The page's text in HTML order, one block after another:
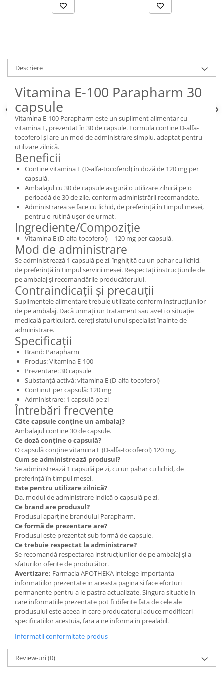
Descriere
Vitamina E-100 Parapharm 30
capsule
Vitamina E-100 Parapharm este un supliment alimentar cu
vitamina E, prezentat în 30 de capsule. Formula conține D-alfa-
tocoferol și are un mod de administrare simplu, adaptat pentru
utilizare zilnică.
Beneficii
Conține vitamina E (D-alfa-tocoferol) în doză de 120 mg per
capsulă.
Ambalajul cu 30 de capsule asigură o utilizare zilnică pe o
perioadă de 30 de zile, conform administrării recomandate.
Administrarea se face cu lichid, de preferință în timpul mesei,
pentru o rutină ușor de urmat.
Ingrediente/Compoziție
Vitamina E (D-alfa-tocoferol) – 120 mg per capsulă.
Mod de administrare
Se administrează 1 capsulă pe zi, înghițită cu un pahar cu lichid,
de preferință în timpul servirii mesei. Respectați instrucțiunile de
pe ambalaj și recomandările producătorului.
Contraindicații și precauții
Suplimentele alimentare trebuie utilizate conform instrucțiunilor
de pe ambalaj. Dacă urmați un tratament sau aveți o situație
medicală particulară, cereți sfatul unui specialist înainte de
administrare.
Specificații
Brand: Parapharm
Produs: Vitamina E-100
Prezentare: 30 capsule
Substanță activă: vitamina E (D-alfa-tocoferol)
Conținut per capsulă: 120 mg
Administrare: 1 capsulă pe zi
Întrebări frecvente
Câte capsule conține un ambalaj?
Ambalajul conține 30 de capsule.
Ce doză conține o capsulă?
O capsulă conține vitamina E (D-alfa-tocoferol) 120 mg.
Cum se administrează produsul?
Se administrează 1 capsulă pe zi, cu un pahar cu lichid, de
preferință în timpul mesei.
Este pentru utilizare zilnică?
Da, modul de administrare indică o capsulă pe zi.
Ce brand are produsul?
Produsul aparține brandului Parapharm.
Ce formă de prezentare are?
Produsul este prezentat sub formă de capsule.
Ce trebuie respectat la administrare?
Se recomandă respectarea instrucțiunilor de pe ambalaj și a
sfaturilor oferite de producător.
Avertizare: Farmacia APOTHEKA intelege importanta
informatiilor prezentate in aceasta pagina si face eforturi
permanente pentru a le pastra actualizate. Singura situatie in
care informatiile prezentate pot fi diferite fata de cele ale
produsului este aceea in care producatorul aduce modificari
specificatiilor acestuia, fara a ne informa in prealabil.
Informatii conformitate produs
Review-uri(0)